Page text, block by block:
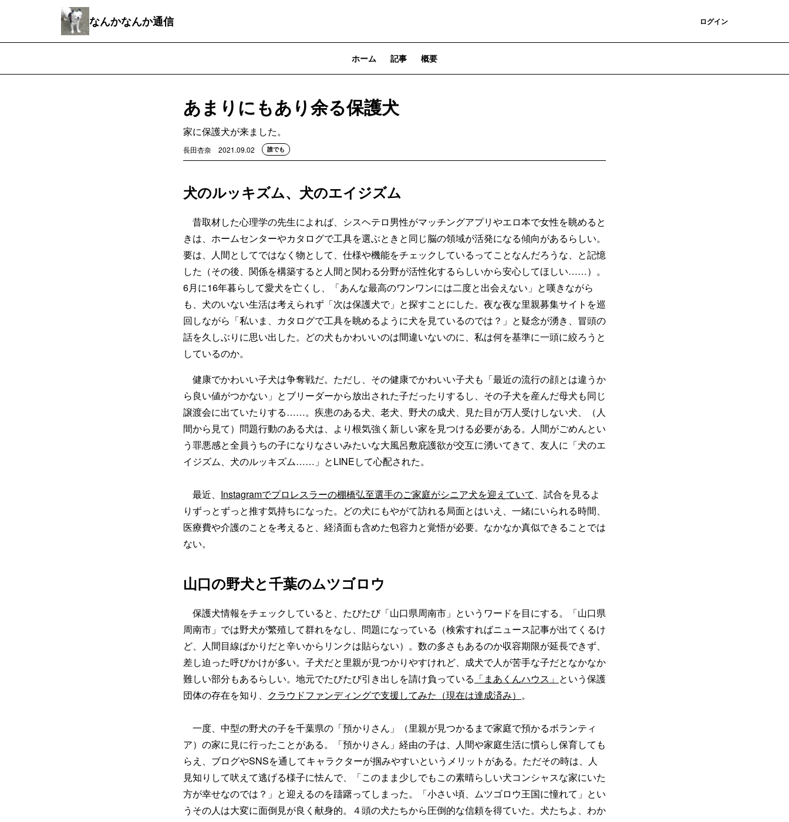
なんかなんか通信 ログイン
ホーム 記事 概要
あまりにもあり余る保護犬
家に保護犬が来ました。
長田杏奈 2021.09.02 誰でも
犬のルッキズム、犬のエイジズム
昔取材した心理学の先生によれば、シスヘテロ男性がマッチングアプリやエロ本で女性を眺めると
きは、ホームセンターやカタログで工具を選ぶときと同じ脳の領域が活発になる傾向があるらしい。
要は、人間としてではなく物として、仕様や機能をチェックしているってことなんだろうな、と記憶
した（その後、関係を構築すると人間と関わる分野が活性化するらしいから安心してほしい……）。
6月に16年暮らして愛犬を亡くし、「あんな最高のワンワンには二度と出会えない」と嘆きながら
も、犬のいない生活は考えられず「次は保護犬で」と探すことにした。夜な夜な里親募集サイトを巡
回しながら「私いま、カタログで工具を眺めるように犬を見ているのでは？」と疑念が湧き、冒頭の
話を久しぶりに思い出した。どの犬もかわいいのは間違いないのに、私は何を基準に一頭に絞ろうと
しているのか。
健康でかわいい子犬は争奪戦だ。ただし、その健康でかわいい子犬も「最近の流行の顔とは違うか
ら良い値がつかない」とブリーダーから放出された子だったりするし、その子犬を産んだ母犬も同じ
譲渡会に出ていたりする……。疾患のある犬、老犬、野犬の成犬、見た目が万人受けしない犬、（人
間から見て）問題行動のある犬は、より根気強く新しい家を見つける必要がある。人間がごめんとい
う罪悪感と全員うちの子になりなさいみたいな大風呂敷庇護欲が交互に湧いてきて、友人に「犬のエ
イジズム、犬のルッキズム……」とLINEして心配された。
最近、 Instagramでプロレスラーの棚橋弘至選手のご家庭がシニア犬を迎えていて、試合を見るよ
りずっとずっと推す気持ちになった。どの犬にもやがて訪れる局面とはいえ、一緒にいられる時間、
医療費や介護のことを考えると、経済面も含めた包容力と覚悟が必要。なかなか真似できることでは
ない。
山口の野犬と千葉のムツゴロウ
保護犬情報をチェックしていると、たびたび「山口県周南市」というワードを目にする。「山口県
周南市」では野犬が繁殖して群れをなし、問題になっている（検索すればニュース記事が出てくるけ
ど、人間目線ばかりだと辛いからリンクは貼らない）。数の多さもあるのか収容期限が延長できず、
差し迫った呼びかけが多い。子犬だと里親が見つかりやすけれど、成犬で人が苦手な子だとなかなか
難しい部分もあるらしい。地元でたびたび引き出しを請け負っている 「まあくんハウス」 という保護
団体の存在を知り、 クラウドファンディングで支援してみた（現在は達成済み） 。
一度、中型の野犬の子を千葉県の「預かりさん」（里親が見つかるまで家庭で預かるボランティ
ア）の家に見に行ったことがある。「預かりさん」経由の子は、人間や家庭生活に慣らし保育しても
らえ、ブログやSNSを通してキャラクターが掴みやすいというメリットがある。ただその時は、人
見知りして吠えて逃げる様子に怯んで、「このまま少しでもこの素晴らしい犬コンシャスな家にいた
方が幸せなのでは？」と迎えるのを躊躇ってしまった。「小さい頃、ムツゴロウ王国に憧れて」とい
うその人は大変に面倒見が良く献身的。４頭の犬たちから圧倒的な信頼を得ていた。犬たちよ、わか